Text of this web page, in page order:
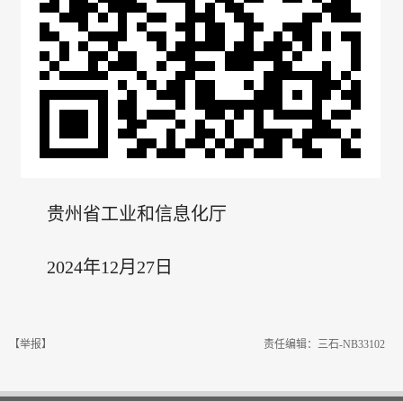
贵州省工业和信息化厅
2024年12月27日
【举报】 责任编辑：三石-NB33102